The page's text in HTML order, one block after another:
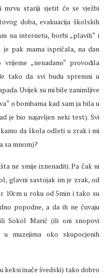
mrvu stariji sjetit će se vježbi
doba, evakuacija školskih
na internetu, borbi „plavih“ i
je pak mama ispričala, na dan
„nenadano“ provodila
tako da svi budu spremni u
Uvijek su mi bile zanimljive
o bombama kad sam ja bila u
je bio najavljen neki test). Svi
da škola odleti u zrak i mi
sa mnom)?
ne smije iznenaditi. Pa čak ni
glavni sastojak im je zrak, od
10cm u roku od 5min i tako su
popodne, a da ih ne čuvaju
Sokol Marić (ili oni snopovi
muzejima oko skupocjenih
keksi inače švedski) tako dobro